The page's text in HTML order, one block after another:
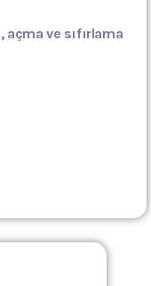
ve sıfırlama